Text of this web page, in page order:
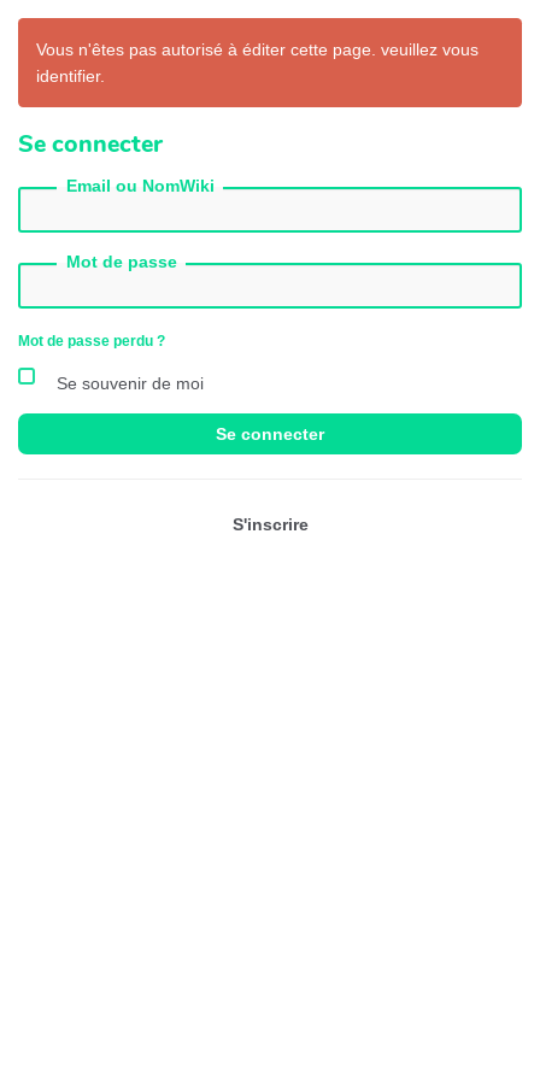
Vous n'êtes pas autorisé à éditer cette page. veuillez vous
identifier.
Se connecter
Email ou NomWiki
Mot de passe
Mot de passe perdu ?
Se souvenir de moi
Se connecter
S'inscrire